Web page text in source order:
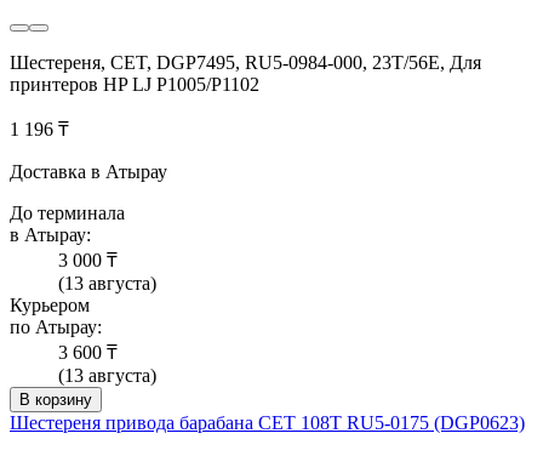
Шестереня, CET, DGP7495, RU5-0984-000, 23Т/56Е, Для
принтеров HP LJ P1005/P1102
1 196 ₸
Доставка в Атырау
До терминала
в Атырау:
3 000 ₸
(13 августа)
Курьером
по Атырау:
3 600 ₸
(13 августа)
В корзину
Шестереня привода барабана CET 108T RU5-0175 (DGP0623)